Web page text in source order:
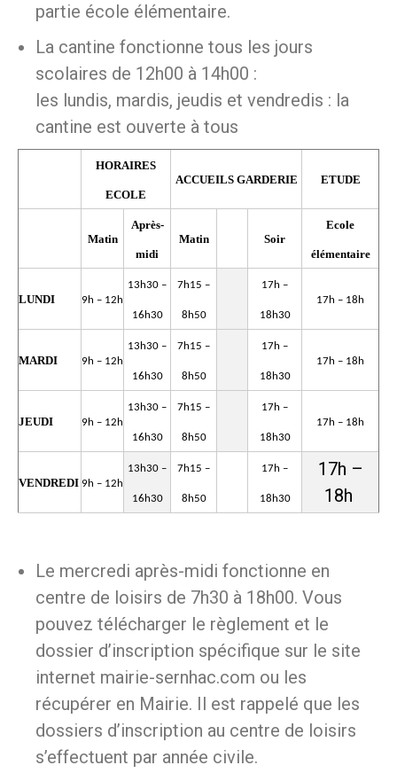
partie école élémentaire.
La cantine fonctionne tous les jours
scolaires de 12h00 à 14h00 :
les lundis, mardis, jeudis et vendredis : la
cantine est ouverte à tous
HORAIRES
ECOLE
ACCUEILS GARDERIE ETUDE
Matin
Après-
midi
Matin Soir
Ecole
élémentaire
LUNDI 9h – 12h
13h30 –
16h30
7h15 –
8h50
17h –
18h30
17h – 18h
MARDI 9h – 12h
13h30 –
16h30
7h15 –
8h50
17h –
18h30
17h – 18h
JEUDI 9h – 12h
13h30 –
16h30
7h15 –
8h50
17h –
18h30
17h – 18h
VENDREDI 9h – 12h
13h30 –
16h30
7h15 –
8h50
17h –
18h30
17h –
18h
Le mercredi après-midi fonctionne en
centre de loisirs de 7h30 à 18h00. Vous
pouvez télécharger le règlement et le
dossier d’inscription spécifique sur le site
internet mairie-sernhac.com ou les
récupérer en Mairie. Il est rappelé que les
dossiers d’inscription au centre de loisirs
s’effectuent par année civile.